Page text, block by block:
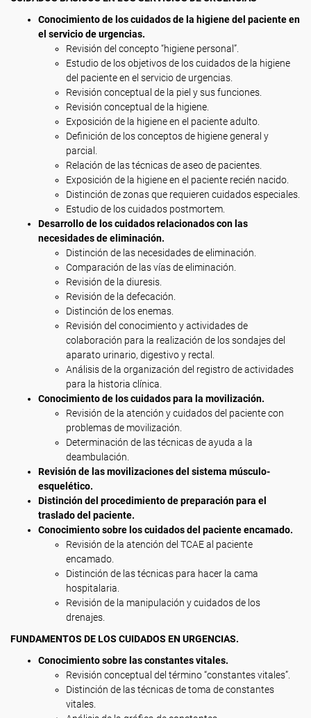
Conocimiento de los cuidados de la higiene del paciente en
el servicio de urgencias.
Revisión del concepto “higiene personal”.
Estudio de los objetivos de los cuidados de la higiene
del paciente en el servicio de urgencias.
Revisión conceptual de la piel y sus funciones.
Revisión conceptual de la higiene.
Exposición de la higiene en el paciente adulto.
Definición de los conceptos de higiene general y
parcial.
Relación de las técnicas de aseo de pacientes.
Exposición de la higiene en el paciente recién nacido.
Distinción de zonas que requieren cuidados especiales.
Estudio de los cuidados postmortem.
Desarrollo de los cuidados relacionados con las
necesidades de eliminación.
Distinción de las necesidades de eliminación.
Comparación de las vías de eliminación.
Revisión de la diuresis.
Revisión de la defecación.
Distinción de los enemas.
Revisión del conocimiento y actividades de
colaboración para la realización de los sondajes del
aparato urinario, digestivo y rectal.
Análisis de la organización del registro de actividades
para la historia clínica.
Conocimiento de los cuidados para la movilización.
Revisión de la atención y cuidados del paciente con
problemas de movilización.
Determinación de las técnicas de ayuda a la
deambulación.
Revisión de las movilizaciones del sistema músculo-
esquelético.
Distinción del procedimiento de preparación para el
traslado del paciente.
Conocimiento sobre los cuidados del paciente encamado.
Revisión de la atención del TCAE al paciente
encamado.
Distinción de las técnicas para hacer la cama
hospitalaria.
Revisión de la manipulación y cuidados de los
drenajes.
FUNDAMENTOS DE LOS CUIDADOS EN URGENCIAS.
Conocimiento sobre las constantes vitales.
Revisión conceptual del término “constantes vitales”.
Distinción de las técnicas de toma de constantes
vitales.